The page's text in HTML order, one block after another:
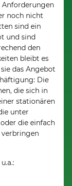
Anforderungen
noch nicht
sind ein
und sind
den
bleibt es
das Angebot
Die
die sich in
stationären
unter
die einfach
verbringen